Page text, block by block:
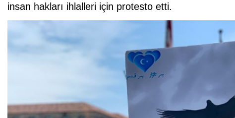
insan hakları ihlalleri için protesto etti.